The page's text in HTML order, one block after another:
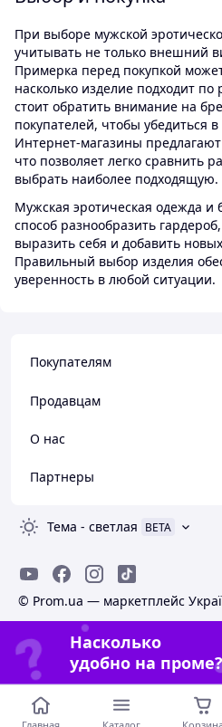
При выборе мужской
учитывать не только внешний
Примерка перед покупкой
насколько изделие подходит
стоит обратить внимание на
покупателей, чтобы убедиться
Интернет-магазины
что позволяет легко сравнить
выбрать наиболее подходящую.
Мужская эротическая одежда и
способ разнообразить
выразить себя и добавить
Правильный выбор изделия
уверенность в любой ситуации.
Покупателям
Продавцам
О нас
Партнеры
Тема - светлая BETA
© Prom.ua — маркетплейс
Насколько
удобно на проме?